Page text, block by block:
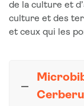
de la culture et
culture et des
et ceux qui les